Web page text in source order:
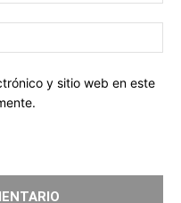
y sitio web en este